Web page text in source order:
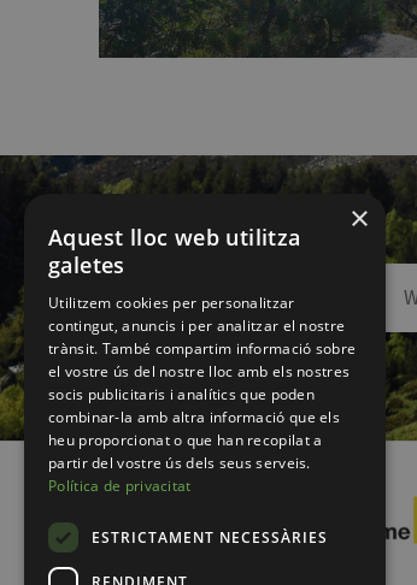
×
Aquest lloc web utilitza
galetes
Utilitzem cookies per personalitzar
contingut, anuncis i per analitzar el nostre
trànsit. També compartim informació sobre
el vostre ús del nostre lloc amb els nostres
socis publicitaris i analítics que poden
combinar-la amb altra informació que els
heu proporcionat o que han recopilat a
partir del vostre ús dels seus serveis.
Política de privacitat
ESTRICTAMENT NECESSÀRIES